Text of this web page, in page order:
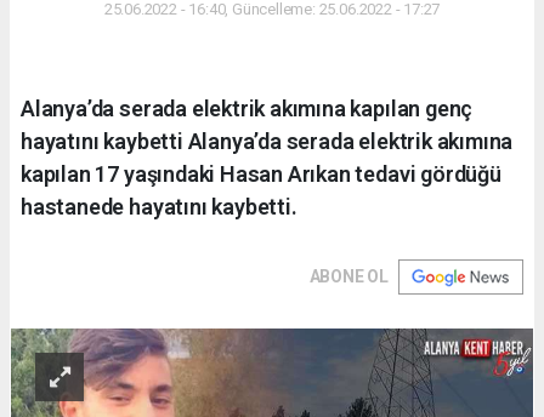
25.06.2022 - 16:40, Güncelleme: 25.06.2022 - 17:27
Alanya’da serada elektrik akımına kapılan genç
hayatını kaybetti Alanya’da serada elektrik akımına
kapılan 17 yaşındaki Hasan Arıkan tedavi gördüğü
hastanede hayatını kaybetti.
ABONE OL